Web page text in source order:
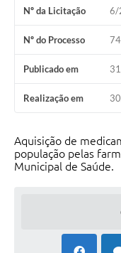
Nota Fiscal Eletrônica
Tramitação de Processos
SIM - Serviço de
Nº da Licitação 6/
Nº do Processo
Publicado em
Realização em
Aquisição de
população pelas
Municipal de Saúde.